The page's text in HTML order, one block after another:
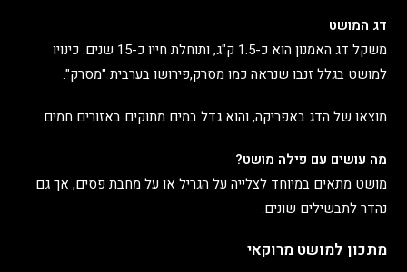
דג המושט
משקל דג האמנון הוא כ-1.5 ק"ג, ותוחלת חייו כ-15 שנים. כינויו
למושט בגלל זנבו שנראה כמו מסרק,פירושו בערבית "מסרק".
מוצאו של הדג באפריקה, והוא גדל במים מתוקים באזורים חמים.
מה עושים עם פילה מושט?
מושט מתאים במיוחד לצלייה על הגריל או על מחבת פסים, אך גם
נהדר לתבשילים שונים.
מתכון למושט מרוקאי